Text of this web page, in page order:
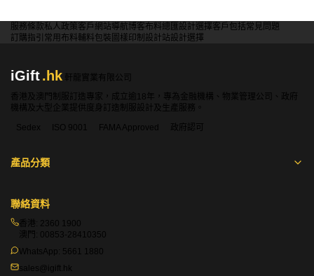
服務條款私人政策客戶 網站導航博客布料總匯設計選擇客戶包括常見問題
訂購指引 常用布料輔料包裝 圖樣印制 設計站設計選擇
iGift.hk
軒龍實業有限公司
香港及澳門制服訂造專家，成立逾18年，專為金融機構、物業管理公司、政府
機構及大型企業提供度身訂造制服設計及生產服務。
Sedex
ISO 9001 FAMA Approved 政府認可
產品分類
聯絡資料
香港: 2360 1900
澳門: 00853-28410350
WhatsApp: 5661 1880
sales@igift.hk